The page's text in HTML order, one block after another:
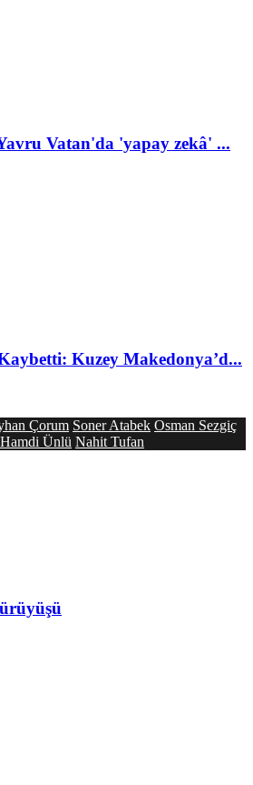
Vatan'da 'yapay zekâ' ...
Kuzey Makedonya’d...
Çorum Soner Atabek Osman Sezgiç
Hamdi Ünlü Nahit Tufan